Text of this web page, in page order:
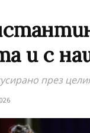
и с
през